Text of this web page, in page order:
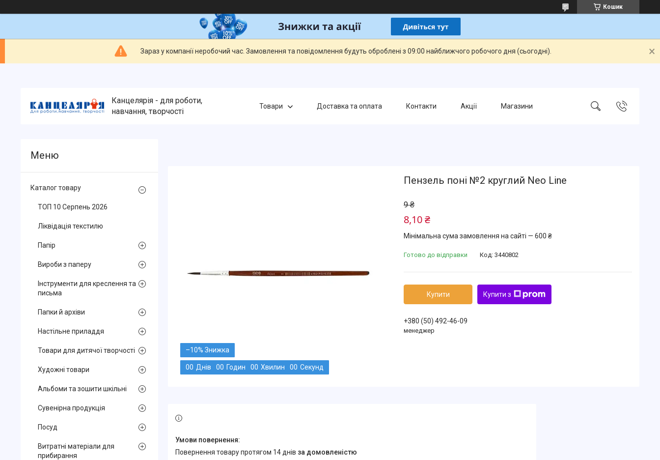
Кошик
Зараз у компанії неробочий час. Замовлення та повідомлення будуть оброблені з 09:00 найближчого робочого дня (сьогодні).
Канцелярія - для роботи,
навчання, творчості
Товари Доставка та оплата Контакти Акції Магазини
–10%
00 Днів 00 Годин 00 Хвилин 00 Секунд
Пензель поні №2 круглий Neo Line
9 ₴
8,10 ₴
Мінімальна сума замовлення на сайті — 600 ₴
Готово до відправки Код: 3440802
Купити Купити з
+380 (50) 492-46-09
менеджер
повернення товару протягом 14 днів за домовленістю
Каталог товару
ТОП 10 Серпень 2026
Ліквідація текстилю
Папір
Вироби з паперу
Інструменти для креслення та
письма
Папки й архіви
Настільне приладдя
Товари для дитячої творчості
Художні товари
Альбоми та зошити шкільні
Сувенірна продукція
Посуд
Витратні матеріали для
прибирання